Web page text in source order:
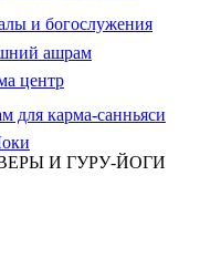
и богослужения
ашрам
центр
для карма-санньяси
ВЕРЫ И ГУРУ-ЙОГИ